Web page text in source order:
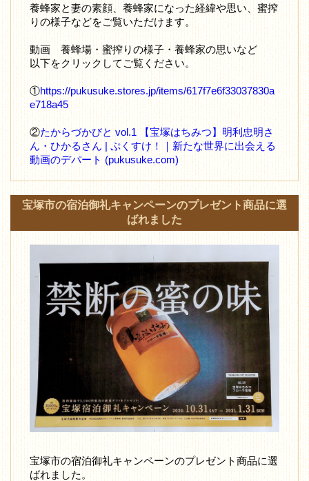
養蜂家と妻の素顔、養蜂家になった経緯や思い、蜜搾
りの様子などをご覧いただけます。
動画 養蜂場・蜜搾りの様子・養蜂家の思いなど
以下をクリックしてご覧ください。
①https://pukusuke.stores.jp/items/617f7e6f33037830a
e718a45
②たからづかびと vol.1 【宝塚はちみつ】明利忠明さ
ん・ひかるさん | ぷくすけ！｜新たな世界に出会える
動画のデパート (pukusuke.com)
宝塚市の宿泊御礼キャンペーンのプレゼント商品に選
ばれました
宝塚市の宿泊御礼キャンペーンのプレゼント商品に選
ばれました。